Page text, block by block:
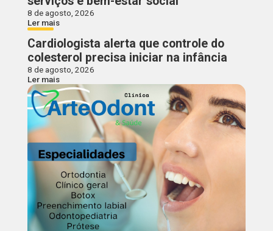
8 de agosto, 2026
Ler mais
Cardiologista alerta que controle do
colesterol precisa iniciar na infância
8 de agosto, 2026
Ler mais